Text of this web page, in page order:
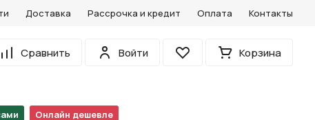
Доставка Рассрочка и кредит Оплата Контакты
Сравнить
Войти
Избранное Корзина
Онлайн дешевле